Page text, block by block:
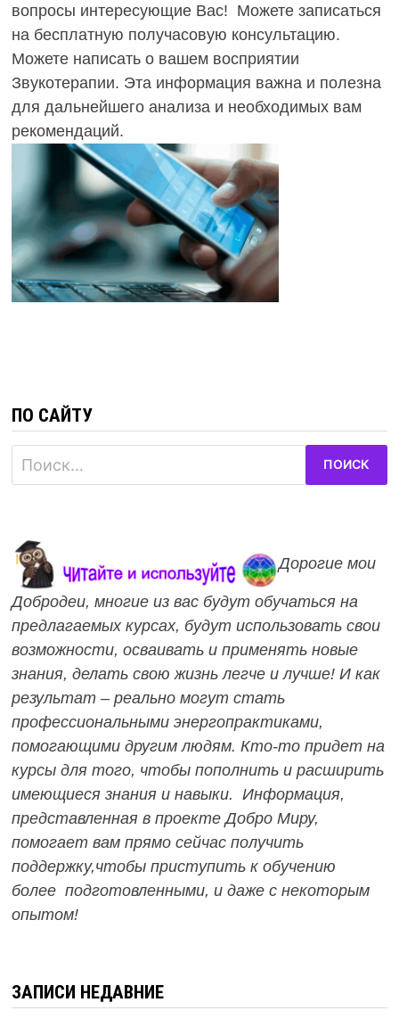
вопросы интересующие Вас! Можете записаться
на бесплатную получасовую консультацию.
Можете написать о вашем восприятии
Звукотерапии. Эта информация важна и полезна
для дальнейшего анализа и необходимых вам
рекомендаций.
ПО САЙТУ
Найти:
Дорогие мои
Добродеи, многие из вас будут обучаться на
предлагаемых курсах, будут использовать свои
возможности, осваивать и применять новые
знания, делать свою жизнь легче и лучше! И как
результат – реально могут стать
профессиональными энергопрактиками,
помогающими другим людям. Кто-то придет на
курсы для того, чтобы пополнить и расширить
имеющиеся знания и навыки. Информация,
представленная в проекте Добро Миру,
помогает вам прямо сейчас получить
поддержку,чтобы приступить к обучению
более подготовленными, и даже с некоторым
опытом!
ЗАПИСИ НЕДАВНИЕ